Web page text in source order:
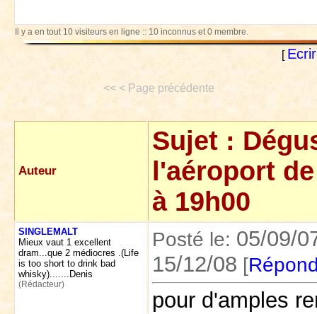
Il y a en tout 10 visiteurs en ligne :: 10 inconnus et 0 membre.
[
<< < Page précédente
Auteur
Sujet :
l'aéroport
à 19h00
SINGLEMALT
Mieux vaut 1 excellent
dram...que 2 médiocres .(Life
is too short to drink bad
whisky).......Denis
(Rédacteur)
Posté le: 05/09/
15/12/08 [
pour d'amples